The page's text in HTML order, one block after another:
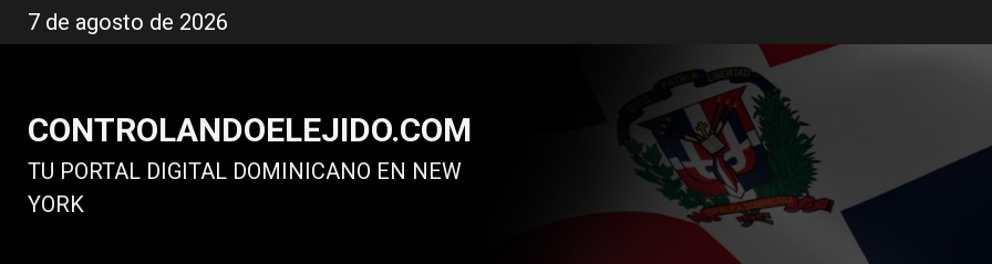
al
7 de agosto de 2026
CONTROLANDOELEJIDO.COM
TU PORTAL DIGITAL DOMINICANO EN NEW
YORK